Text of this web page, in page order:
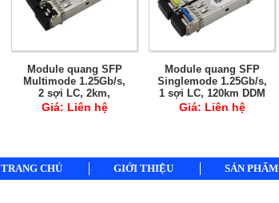
Module quang SFP
Multimode 1.25Gb/s,
2 sợi LC, 2km,
1310nm DDM
Giá: Liên hệ
Module quang SFP
Singlemode 1.25Gb/s,
1 sợi LC, 120km DDM
Giá: Liên hệ
TRANG CHỦ GIỚI THIỆU SẢN PHẨM